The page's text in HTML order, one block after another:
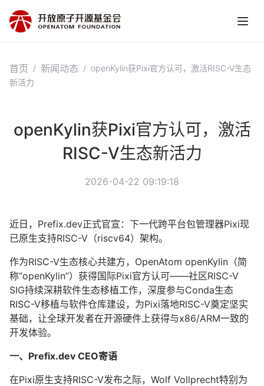
首页 / 新闻动态 / openKylin获Pixi官方认可，激活RISC-V生态
新活力
openKylin获Pixi官方认可，激活
RISC-V生态新活力
2026-04-22 09:19:18
近日，Prefix.dev正式官宣：下一代跨平台包管理器Pixi现
已原生支持RISC-V（riscv64）架构。
作为RISC-V生态核心共建方，OpenAtom openKylin（简
称“openKylin”）获得国际Pixi官方认可——社区RISC-V
SIG持续深耕软件生态移植工作，深度参与Conda生态
RISC-V移植与软件仓库建设，为Pixi落地RISC-V奠定坚实
基础，让全球开发者在开源硬件上获得与x86/ARM一致的
开发体验。
一、Prefix.dev CEO寄语
在Pixi原生支持RISC-V发布之际，Wolf Vollprecht特别为